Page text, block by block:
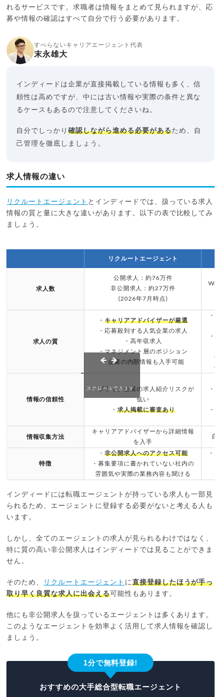
れるサービスです。求職者は情報をまとめて見られますが、応
募や情報の確認はすべて自分で行う必要があります。
すべらないキャリアエージェント代表
末永雄大
インディードは企業が直接掲載している情報も多く、信
頼性は高めですが、中には古い情報や実際の条件と異な
るケースもあるので注意してくださいね。
自分でしっかり確認しながら進める必要があるため、自
己管理を徹底しましょう。
求人情報の違い
リクルートエージェント とインディードでは、扱っている求人
情報の質と量に大きな違いがあります。以下の表で比較してみ
ましょう。
リクルートエージェント
求人数
公開求人：約76万件
非公開求人：約27万件
(2026年7月時点)
求人の質
・キャリアアドバイザーが厳選
・応募殺到する人気企業の求人
・高年収求人
・マネジメント層のポジション
・企業の内部情報も入手可能
・
・
情報の信頼性
・ブラック企業の求人紹介リスクが
低い
・求人掲載に審査あり
・
・
情報収集方法
キャリアアドバイザーから詳細情報
を入手
自
特徴
・非公開求人へのアクセス可能
・募集要項に書かれていない社内の
雰囲気や実際の業務内容も聞ける
・
スクロールできます
インディードには転職エージェントが持っている求人も一部見
られるため、エージェントに登録する必要がないと考える人も
います。
しかし、全てのエージェントの求人が見られるわけではなく、
特に質の高い非公開求人はインディードでは見ることができま
せん。
そのため、 リクルートエージェント に直接登録したほうが手っ
取り早く良質な求人に出会える可能性もあります。
他にも非公開求人を扱っているエージェントは多くあります。
このようなエージェントを効率よく活用して求人情報を確認し
ましょう。
1分で無料登録!
おすすめの大手総合型転職エージェント